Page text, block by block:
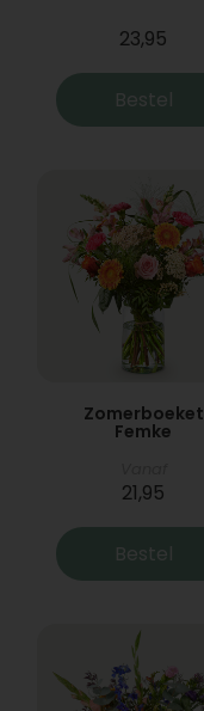
23,95
Bestel
Zomerboeket
Femke
21,95
Bestel